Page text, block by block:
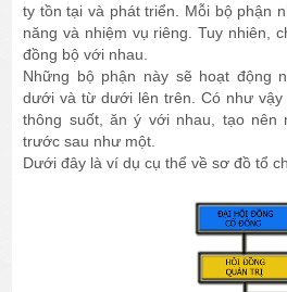
ty tồn tại và phát triển. Mỗi bộ phận
năng và nhiệm vụ riêng. Tuy nhiên,
đồng bộ với nhau.
Những bộ phận này sẽ hoạt động
dưới và từ dưới lên trên. Có như
thông suốt, ăn ý với nhau, tạo nên
trước sau như một.
Dưới đây là ví dụ cụ thể về sơ đồ tổ